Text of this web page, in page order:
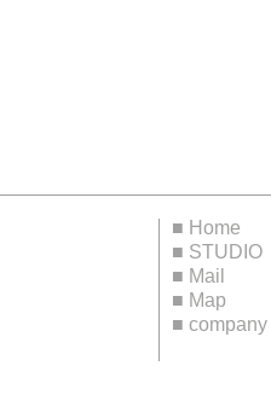
■ Home
■ STUDIO
■ Mail
■ Map
■ company